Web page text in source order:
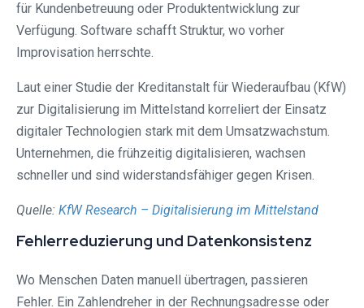
für Kundenbetreuung oder Produktentwicklung zur
Verfügung. Software schafft Struktur, wo vorher
Improvisation herrschte.
Laut einer Studie der Kreditanstalt für Wiederaufbau (KfW)
zur Digitalisierung im Mittelstand korreliert der Einsatz
digitaler Technologien stark mit dem Umsatzwachstum.
Unternehmen, die frühzeitig digitalisieren, wachsen
schneller und sind widerstandsfähiger gegen Krisen.
Quelle: KfW Research – Digitalisierung im Mittelstand
Fehlerreduzierung und Datenkonsistenz
Wo Menschen Daten manuell übertragen, passieren
Fehler. Ein Zahlendreher in der Rechnungsadresse oder